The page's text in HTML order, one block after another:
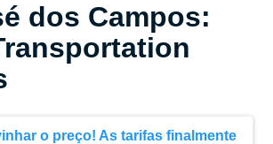
dos Campos:
o preço! As tarifas finalmente